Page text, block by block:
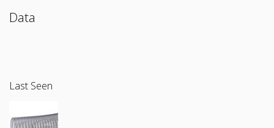
Data
Last Seen